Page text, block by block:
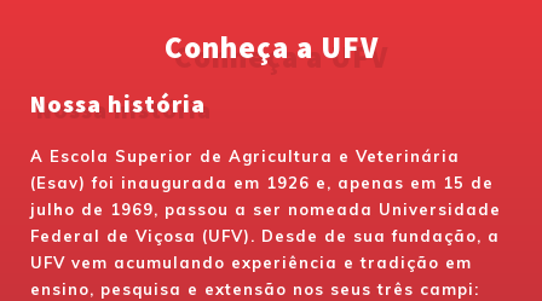
Conheça a UFV
Nossa história
A Escola Superior de Agricultura e Veterinária
(Esav) foi inaugurada em 1926 e, apenas em 15 de
julho de 1969, passou a ser nomeada Universidade
Federal de Viçosa (UFV). Desde de sua fundação, a
UFV vem acumulando experiência e tradição em
ensino, pesquisa e extensão nos seus três campi: